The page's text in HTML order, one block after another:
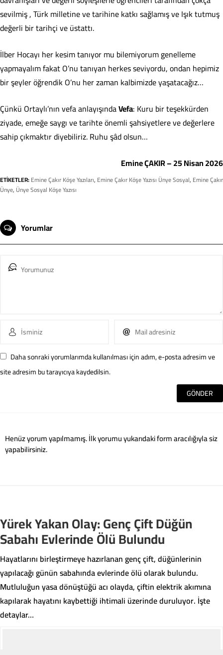
sevilmiş , Türk milletine ve tarihine katkı sağlamış ve Işık tutmuş
değerli bir tarihçi ve üstattı.
İlber Hocayı her kesim tanıyor mu bilemiyorum genelleme
yapmayalım fakat O’nu tanıyan herkes seviyordu, ondan hepimiz
bir şeyler öğrendik O’nu her zaman kalbimizde yaşatacağız…
Çünkü Ortaylı’nın vefa anlayışındaVefa: Kuru bir teşekkürden
ziyade, emeğe saygı ve tarihte önemli şahsiyetlere ve değerlere
sahip çıkmaktır diyebiliriz. Ruhu şâd olsun…
Emine ÇAKIR – 25 Nisan 2026
ETİKETLER:Emine Çakır Köşe Yazıları, Emine Çakır Köşe Yazısı Ünye Sosyal, Emine Çakır
Ünye, Ünye Sosyal Köşe Yazısı
Yorumlar
Daha sonraki yorumlarımda kullanılması için adım, e-posta adresim ve
site adresim bu tarayıcıya kaydedilsin.
Henüz yorum yapılmamış. İlk yorumu yukarıdaki form aracılığıyla siz
yapabilirsiniz.
Yürek Yakan Olay: Genç Çift Düğün
Sabahı Evlerinde Ölü Bulundu
Hayatlarını birleştirmeye hazırlanan genç çift, düğünlerinin
yapılacağı günün sabahında evlerinde ölü olarak bulundu.
Mutluluğun yasa dönüştüğü acı olayda, çiftin elektrik akımına
kapılarak hayatını kaybettiği ihtimali üzerinde duruluyor. İşte
detaylar…